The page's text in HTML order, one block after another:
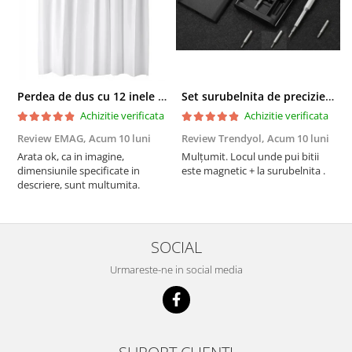
Perdea de dus cu 12 inele plastic incluse, 200x180 cm, alba
Achizitie verificata
Review EMAG, Acum 10 luni
Arata ok, ca in imagine,
dimensiunile specificate in
descriere, sunt multumita.
Set surubelnita de precizie cu 24 de capete, cutie glisanta
Achizitie verificata
Review Trendyol, Acum 10 luni
Mulțumit. Locul unde pui bitii
este magnetic + la surubelnita .
SOCIAL
Urmareste-ne in social media